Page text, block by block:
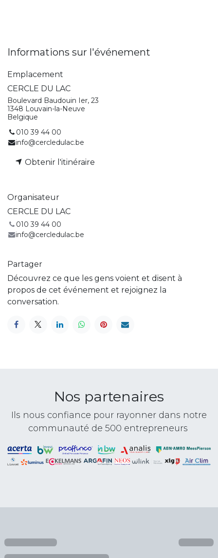
Informations sur l'événement
Emplacement
CERCLE DU LAC
Boulevard Baudouin Ier, 23
1348 Louvain-la-Neuve
Belgique
010 39 44 00
info@cercledulac.be
Obtenir l'itinéraire
Organisateur
CERCLE DU LAC
010 39 44 00
info@cercledulac.be
Partager
Découvrez ce que les gens voient et disent à
propos de cet événement et rejoignez la
conversation.
Nos partenaires
Ils nous confiance pour rayonner dans notre
communauté de 500 entrepreneurs